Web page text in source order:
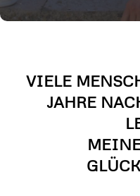
VIELE
JAHRE